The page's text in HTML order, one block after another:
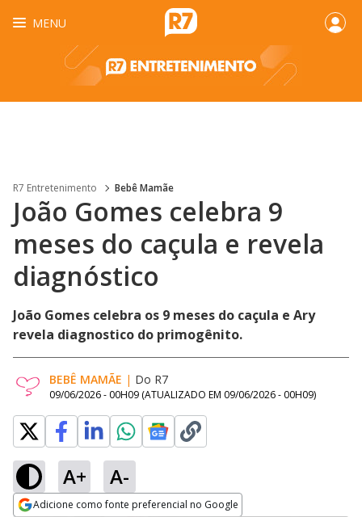
MENU
R7 Entretenimento Bebê Mamãe
João Gomes celebra 9
meses do caçula e revela
diagnóstico
João Gomes celebra os 9 meses do caçula e Ary
revela diagnostico do primogênito.
BEBÊ MAMÃE | Do R7
09/06/2026 - 00H09 (ATUALIZADO EM 09/06/2026 - 00H09)
A+ A-
Adicione como fonte preferencial no Google